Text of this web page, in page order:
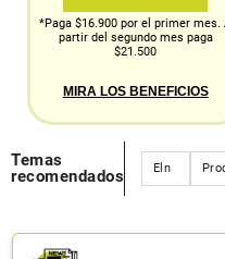
*Paga $16.900 por el primer mes.
partir del segundo mes paga
$21.500
MIRA LOS BENEFICIOS
Temas
recomendados
Eln